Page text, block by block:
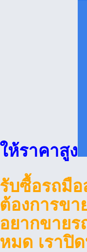
ให้ราคาสูง
รับซื้อรถมือ
ต้องการข
อยากขาย
หมด เราปิ